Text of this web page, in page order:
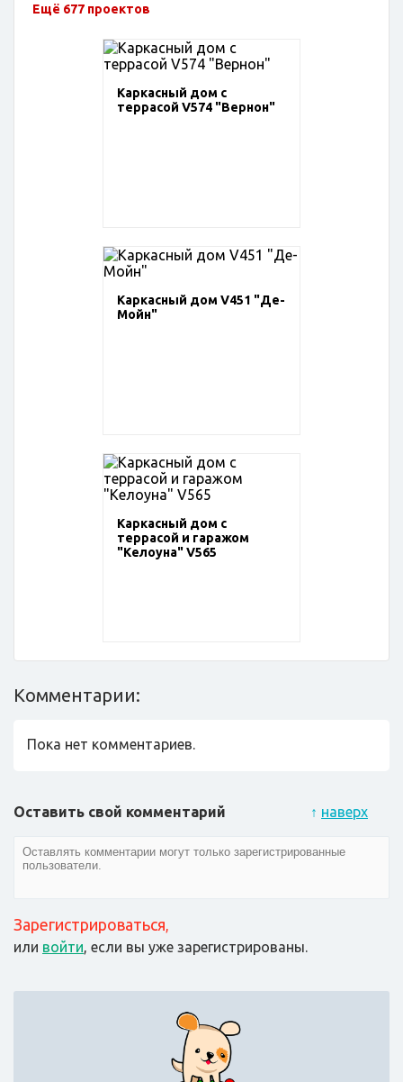
Ещё 677 проектов
Каркасный дом с
террасой V574 "Вернон"
Каркасный дом V451 "Де-
Мойн"
Каркасный дом с
террасой и гаражом
"Келоуна" V565
Комментарии:
Пока нет комментариев.
↑ наверх
Оставить свой комментарий
Зарегистрироваться,
или войти, если вы уже зарегистрированы.